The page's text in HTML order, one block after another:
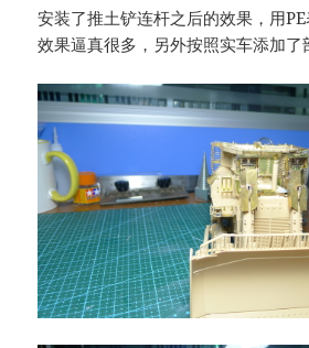
安装了推土铲连杆之后的效果，用
效果逼真很多，另外按照实车添加了